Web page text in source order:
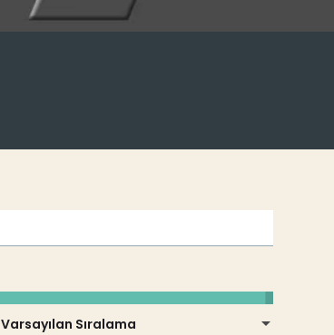
Varsayılan Sıralama